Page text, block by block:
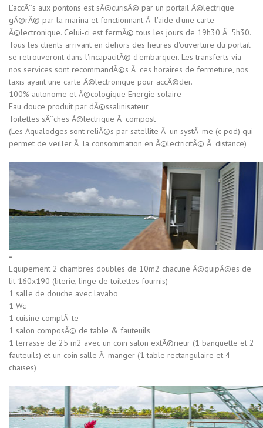
L'accÃ¨s aux pontons est sÃ©curisÃ© par un portail Ã©lectrique
gÃ©rÃ© par la marina et fonctionnant Ã l'aide d'une carte
Ã©lectronique. Celui-ci est fermÃ© tous les jours de 19h30 Ã 5h30.
Tous les clients arrivant en dehors des heures d'ouverture du portail
se retrouveront dans l'incapacitÃ© d'embarquer. Les transferts via
nos services sont recommandÃ©s Ã ces horaires de fermeture, nos
taxis ayant une carte Ã©lectronique pour accÃ©der.
100% autonome et Ã©cologique Energie solaire
Eau douce produit par dÃ©ssalinisateur
Toilettes sÃ¨ches Ã©lectrique Ã compost
(Les Aqualodges sont reliÃ©s par satellite Ã un systÃ¨me (c-pod) qui
permet de veiller Ã la consommation en Ã©lectricitÃ© Ã distance)
-
Equipement 2 chambres doubles de 10m2 chacune Ã©quipÃ©es de
lit 160x190 (literie, linge de toilettes fournis)
1 salle de douche avec lavabo
1 Wc
1 cuisine complÃ¨te
1 salon composÃ© de table & fauteuils
1 terrasse de 25 m2 avec un coin salon extÃ©rieur (1 banquette et 2
fauteuils) et un coin salle Ã manger (1 table rectangulaire et 4
chaises)